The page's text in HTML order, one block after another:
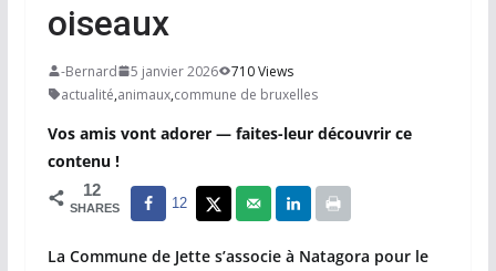
oiseaux
-Bernard 5 janvier 2026
710 Views
actualité,animaux,commune de bruxelles
Vos amis vont adorer — faites-leur découvrir ce
contenu !
12
SHARES 12
La Commune de Jette s’associe à Natagora pour le